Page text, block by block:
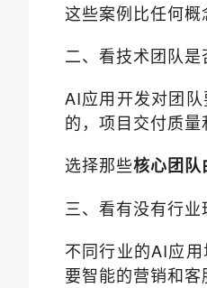
这些案例比任何概
二、看技术团队
AI应用开发对团
的，项目交付质量
选择那些核心团
三、看有没有行业
不同行业的AI应
要智能的营销和客